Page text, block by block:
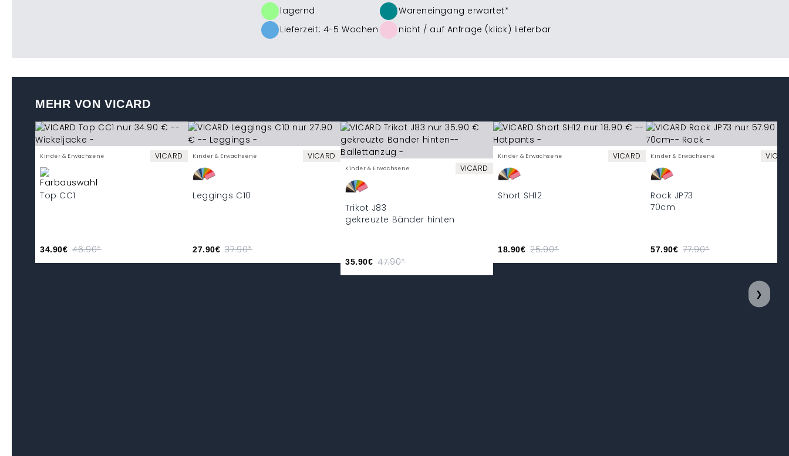
lagernd
Wareneingang erwartet*
Lieferzeit: 4-5 Wochen
nicht / auf Anfrage (klick) lieferbar
MEHR VON VICARD
Kinder & Erwachsene VICARD
Top CC1
34.90€ 46.90*
Kinder & Erwachsene VICARD
Leggings C10
27.90€ 37.90*
Kinder & Erwachsene VICARD
Trikot J83
gekreuzte Bänder hinten
35.90€ 47.90*
Kinder & Erwachsene VICARD
Short SH12
18.90€ 25.90*
Kinder & Erwachsene
Rock JP73
70cm
57.90€ 77.90*
❯